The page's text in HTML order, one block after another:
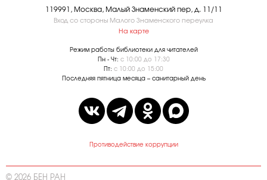
119991, Москва, Малый Знаменский пер, д. 11/11
Вход со стороны Малого Знаменского переулка
На карте
Режим работы библиотеки для читателей
Пн - Чт: с 10:00 до 17:30
Пт: с 10:00 до 15:00
Последняя пятница месяца – санитарный день
Противодействие коррупции
© 2026 БЕН РАН